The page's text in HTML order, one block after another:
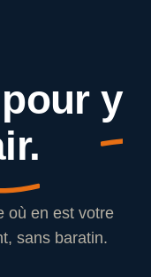
y
où en est votre
sans baratin.